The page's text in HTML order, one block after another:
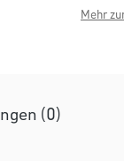
Mehr
(0)
von 0 von 5